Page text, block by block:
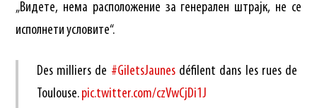
„Видете, нема расположение за генерален штрајк, не се
исполнети условите“.
Des milliers de #GiletsJaunesdéfilent dans les rues de
Toulouse. pic.twitter.com/czVwCjDi1J